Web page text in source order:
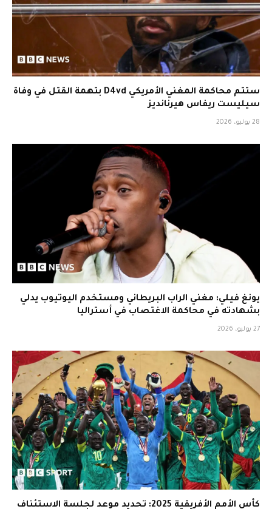
ستتم محاكمة المغني الأمريكي D4vd بتهمة القتل في وفاة
سيليست ريفاس هيرنانديز
28 يوليو، 2026
يونغ فيلي: مغني الراب البريطاني ومستخدم اليوتيوب يدلي
بشهادته في محاكمة الاغتصاب في أستراليا
27 يوليو، 2026
كأس الأمم الأفريقية 2025: تحديد موعد لجلسة الاستئناف